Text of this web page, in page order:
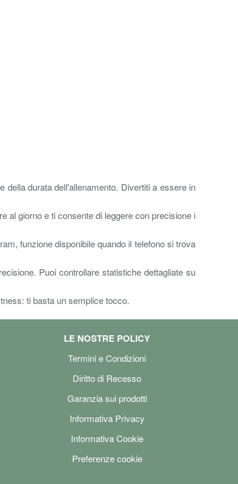
della durata dell'allenamento. Divertiti a essere in
al giorno e ti consente di leggere con precisione i
funzione disponibile quando il telefono si trova
Puoi controllare statistiche dettagliate su
ti basta un semplice tocco.
LE NOSTRE POLICY
Termini e Condizioni
Diritto di Recesso
Garanzia sui prodotti
Informativa Privacy
Informativa Cookie
Preferenze cookie